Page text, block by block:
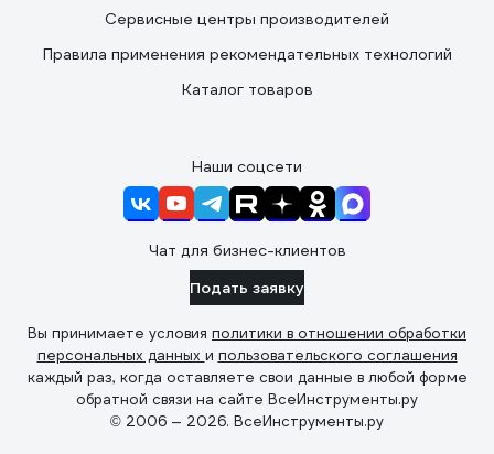
Сервисные центры производителей
Правила применения рекомендательных технологий
Каталог товаров
Наши соцсети
Чат для бизнес-клиентов
Подать заявку
Вы принимаете условия политики в отношении обработки
персональных данных и пользовательского соглашения
каждый раз, когда оставляете свои данные в любой форме
обратной связи на сайте ВсеИнструменты.ру
© 2006 — 2026. ВсеИнструменты.ру